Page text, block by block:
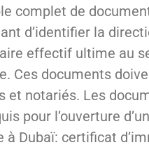
complet de
d’identifier la
effectif ultime au
Ces documents
et notariés. Les
pour l’ouverture
à Dubaï: certificat